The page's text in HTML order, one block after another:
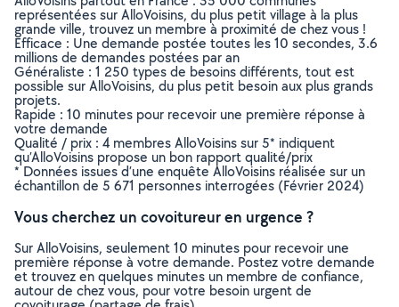
représentées sur AlloVoisins, du plus petit village à la plus
grande ville, trouvez un membre à proximité de chez vous !
Efficace : Une demande postée toutes les 10 secondes, 3.6
millions de demandes postées par an
Généraliste : 1 250 types de besoins différents, tout est
possible sur AlloVoisins, du plus petit besoin aux plus grands
projets.
Rapide : 10 minutes pour recevoir une première réponse à
votre demande
Qualité / prix : 4 membres AlloVoisins sur 5* indiquent
qu’AlloVoisins propose un bon rapport qualité/prix
* Données issues d’une enquête AlloVoisins réalisée sur un
échantillon de 5 671 personnes interrogées (Février 2024)
Vous cherchez un covoitureur en urgence ?
Sur AlloVoisins, seulement 10 minutes pour recevoir une
première réponse à votre demande. Postez votre demande
et trouvez en quelques minutes un membre de confiance,
autour de chez vous, pour votre besoin urgent de